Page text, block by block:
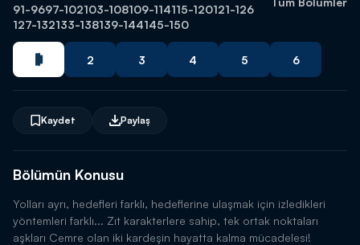
Bölümün Konusu
Yolları ayrı, hedefleri farklı, hedeflerine ulaşmak için izledikleri
yöntemleri farklı... Zıt karakterlere sahip, tek ortak noktaları
aşkları Cemre olan iki kardeşin hayatta kalma mücadelesi!
Kaydet Paylaş
91-9697-102103-108109-114115-120121-126
127-132133-138139-144145-150
2 3 4 5 6